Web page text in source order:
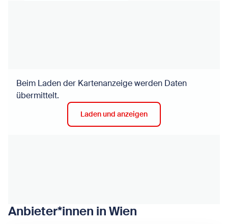
Beim Laden der Kartenanzeige werden Daten
übermittelt.
Laden und anzeigen
Anbieter*innen in Wien